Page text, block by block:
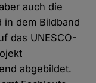
auch die
in dem Bildband
das UNESCO-
abgebildet.